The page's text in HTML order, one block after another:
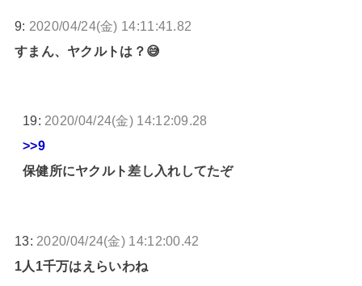
9: 2020/04/24(金) 14:11:41.82
すまん、ヤクルトは？😅
19: 2020/04/24(金) 14:12:09.28
>>9
保健所にヤクルト差し入れしてたぞ
13: 2020/04/24(金) 14:12:00.42
1人1千万はえらいわね